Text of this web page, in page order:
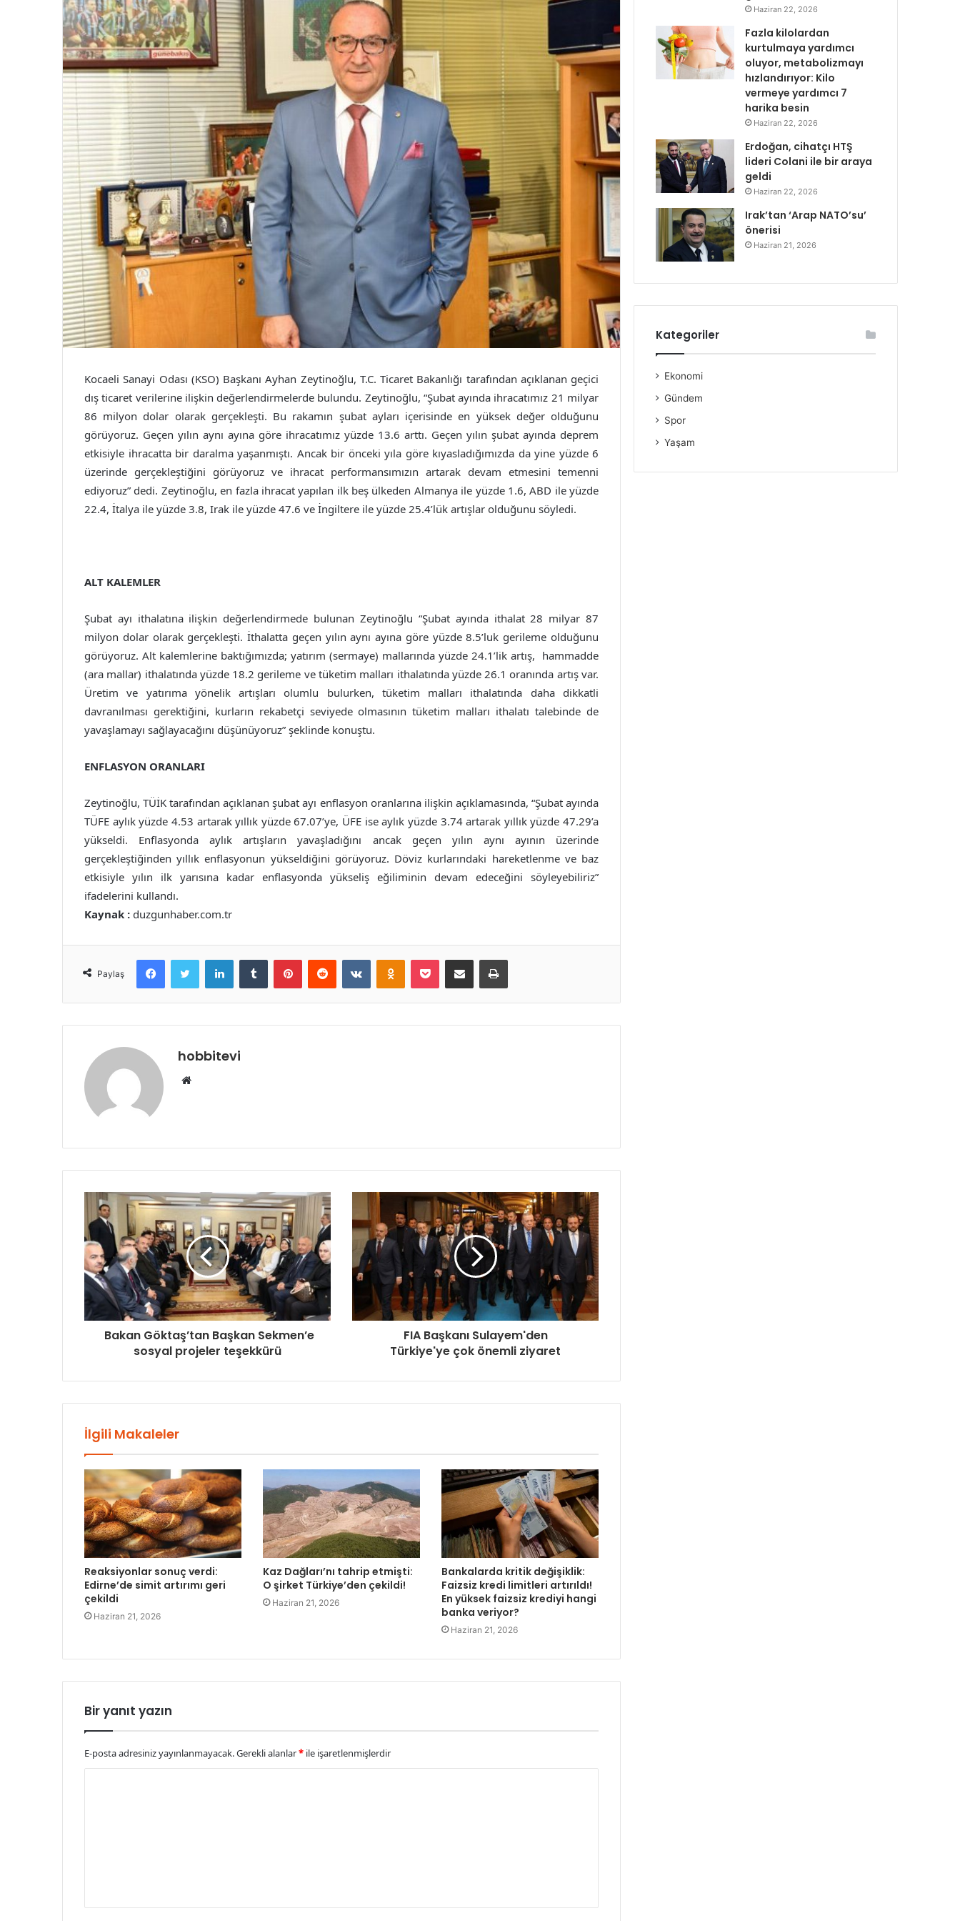
Kocaeli Sanayi Odası (KSO) Başkanı Ayhan Zeytinoğlu, T.C. Ticaret Bakanlığı tarafından açıklanan geçici
dış ticaret verilerine ilişkin değerlendirmelerde bulundu. Zeytinoğlu, “Şubat ayında ihracatımız 21 milyar
86 milyon dolar olarak gerçekleşti. Bu rakamın şubat ayları içerisinde en yüksek değer olduğunu
görüyoruz. Geçen yılın aynı ayına göre ihracatımız yüzde 13.6 arttı. Geçen yılın şubat ayında deprem
etkisiyle ihracatta bir daralma yaşanmıştı. Ancak bir önceki yıla göre kıyasladığımızda da yine yüzde 6
üzerinde gerçekleştiğini görüyoruz ve ihracat performansımızın artarak devam etmesini temenni
ediyoruz” dedi. Zeytinoğlu, en fazla ihracat yapılan ilk beş ülkeden Almanya ile yüzde 1.6, ABD ile yüzde
22.4, İtalya ile yüzde 3.8, Irak ile yüzde 47.6 ve İngiltere ile yüzde 25.4’lük artışlar olduğunu söyledi.
ALT KALEMLER
Şubat ayı ithalatına ilişkin değerlendirmede bulunan Zeytinoğlu “Şubat ayında ithalat 28 milyar 87
milyon dolar olarak gerçekleşti. İthalatta geçen yılın aynı ayına göre yüzde 8.5’luk gerileme olduğunu
görüyoruz. Alt kalemlerine baktığımızda; yatırım (sermaye) mallarında yüzde 24.1’lik artış, hammadde
(ara mallar) ithalatında yüzde 18.2 gerileme ve tüketim malları ithalatında yüzde 26.1 oranında artış var.
Üretim ve yatırıma yönelik artışları olumlu bulurken, tüketim malları ithalatında daha dikkatli
davranılması gerektiğini, kurların rekabetçi seviyede olmasının tüketim malları ithalatı talebinde de
yavaşlamayı sağlayacağını düşünüyoruz” şeklinde konuştu.
ENFLASYON ORANLARI
Zeytinoğlu, TÜİK tarafından açıklanan şubat ayı enflasyon oranlarına ilişkin açıklamasında, “Şubat ayında
TÜFE aylık yüzde 4.53 artarak yıllık yüzde 67.07’ye, ÜFE ise aylık yüzde 3.74 artarak yıllık yüzde 47.29’a
yükseldi. Enflasyonda aylık artışların yavaşladığını ancak geçen yılın aynı ayının üzerinde
gerçekleştiğinden yıllık enflasyonun yükseldiğini görüyoruz. Döviz kurlarındaki hareketlenme ve baz
etkisiyle yılın ilk yarısına kadar enflasyonda yükseliş eğiliminin devam edeceğini söyleyebiliriz”
ifadelerini kullandı.
Kaynak : duzgunhaber.com.tr
Paylaş
FacebookTwitter LinkedInTumblr PinterestReddit VKontakteOdnoklassniki
Pocket E-Posta ile paylaş Yazdır
hobbitevi
Web
Bakan Göktaş’tan Başkan Sekmen’e
sosyal projeler teşekkürü
FIA Başkanı Sulayem'den
Türkiye'ye çok önemli ziyaret
İlgili Makaleler
Reaksiyonlar sonuç verdi:
Edirne’de simit artırımı geri
çekildi
Haziran 21, 2026
Kaz Dağları’nı tahrip etmişti:
O şirket Türkiye’den çekildi!
Haziran 21, 2026
Bankalarda kritik değişiklik:
Faizsiz kredi limitleri artırıldı!
En yüksek faizsiz krediyi hangi
banka veriyor?
Haziran 21, 2026
Bir yanıt yazın
E-posta adresiniz yayınlanmayacak.Gerekli alanlar* ile işaretlenmişlerdir
Haziran 22, 2026
Fazla kilolardan
kurtulmaya yardımcı
oluyor, metabolizmayı
hızlandırıyor: Kilo
vermeye yardımcı 7
harika besin
Haziran 22, 2026
Erdoğan, cihatçı HTŞ
lideri Colani ile bir araya
geldi
Haziran 22, 2026
Irak’tan ‘Arap NATO’su’
önerisi
Haziran 21, 2026
Kategoriler
Ekonomi
Gündem
Spor
Yaşam